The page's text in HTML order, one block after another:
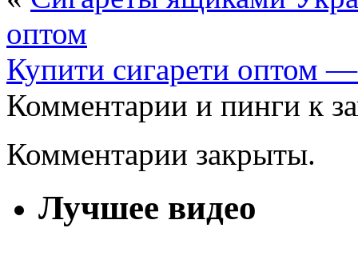
оптом
Купити сигарети оптом —
Комментарии и пинги к
Комментарии закрыты.
Лучшее видео